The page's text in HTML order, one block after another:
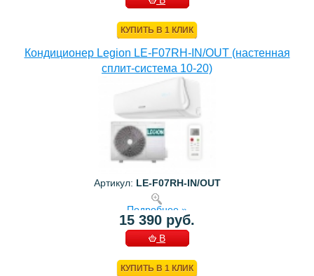
КУПИТЬ В 1 КЛИК
Кондиционер Legion LE-F07RH-IN/OUT (настенная
сплит-система 10-20)
Артикул: LE-F07RH-IN/OUT
Подробнее »
15 390 руб.
В
КУПИТЬ В 1 КЛИК